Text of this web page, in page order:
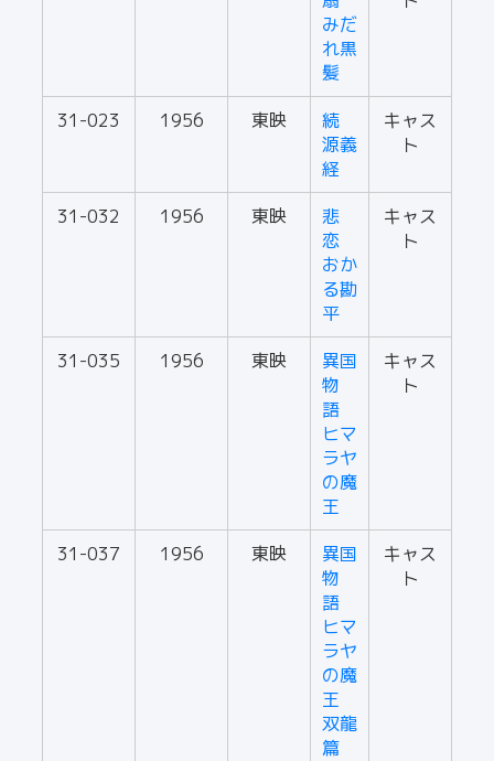
みだ
れ黒
髪
31-023 1956 東映
続
源義
経
キャス
ト
31-032 1956 東映
悲
恋
おか
る勘
平
キャス
ト
31-035 1956 東映
異国
物
語
ヒマ
ラヤ
の魔
王
キャス
ト
31-037 1956 東映
異国
物
語
ヒマ
ラヤ
の魔
王
双龍
篇
キャス
ト